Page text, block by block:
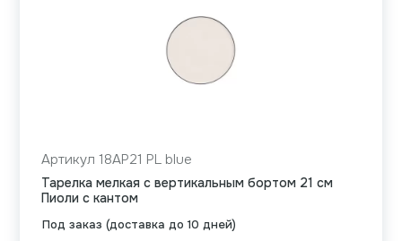
Под заказ (доставка до 10 дней)
Артикул 18AP21 PL blue
Тарелка мелкая с вертикальным бортом 21 см
Пиоли с кантом